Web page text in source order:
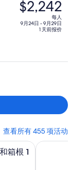
价
为
每
现
$2,242
$2,242
每人
9月24日 - 9月29日
1 天前报价
查看所有 455 项活动
箱根 1
签页中打开东京全天